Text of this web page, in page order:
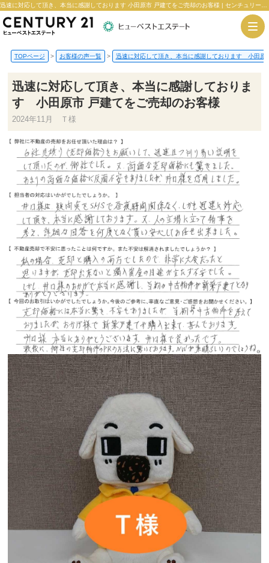
TOPページ > お客様の声一覧 > 迅速に対応して頂き、本当に感謝しております 小田原
迅速に対応して頂き、本当に感謝しておりま
す 小田原市 戸建てをご売却のお客様
2024年11月 Ｔ様